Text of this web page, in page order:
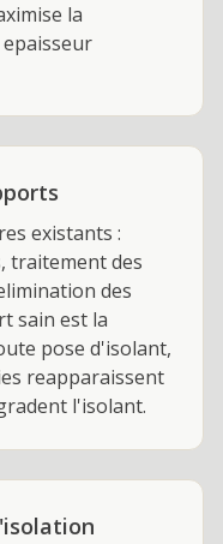
la
existants :
traitement des
des
sain est la
pose d'isolant,
reapparaissent
l'isolant.